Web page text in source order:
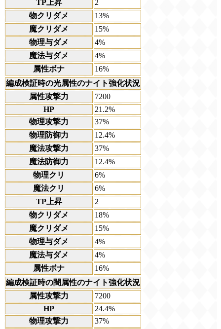
TP上昇
2
物クリダメ
13%
魔クリダメ
15%
物理与ダメ
4%
魔法与ダメ
4%
属性ボナ
16%
編成検証時の光属性のナイト強化状況
属性攻撃力
7200
HP
21.2%
物理攻撃力
37%
物理防御力
12.4%
魔法攻撃力
37%
魔法防御力
12.4%
物理クリ
6%
魔法クリ
6%
TP上昇
2
物クリダメ
18%
魔クリダメ
15%
物理与ダメ
4%
魔法与ダメ
4%
属性ボナ
16%
編成検証時の闇属性のナイト強化状況
属性攻撃力
7200
HP
24.4%
物理攻撃力
37%